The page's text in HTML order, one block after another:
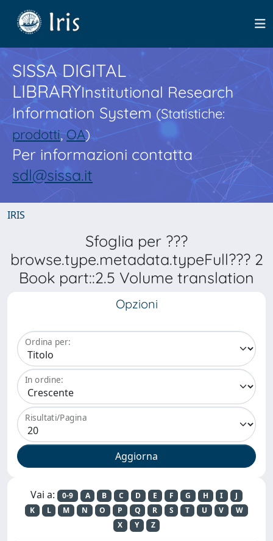
SISSA DIGITAL
LIBRARYInstitutional Research
Information System(Statistiche:
prodotti,OA)
Per informazioni contatta
sdl@sissa.it
IRIS
Sfoglia per ???
browse.type.metadata.typeFull??? 2
Book part::2.5 Volume translation
Opzioni
Ordina per:
In ordine:
Risultati/Pagina
Vai a: 0-9 A B C D E F G H I
J
K
L M N O P Q R S T U V
W
X
Y Z